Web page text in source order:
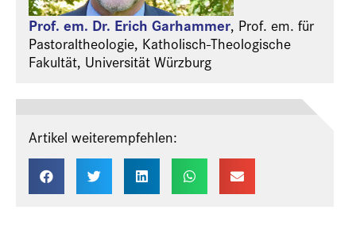
Prof. em. Dr. Erich Garhammer, Prof. em. für
Pastoraltheologie, Katholisch-Theologische
Fakultät, Universität Würzburg
Artikel weiterempfehlen: